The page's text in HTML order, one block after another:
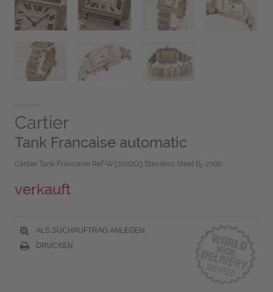
Cartier
Tank Francaise automatic
Cartier Tank Francaise Ref-W51002Q3 Stainless Steel Bj-2000
verkauft
ALS SUCHAUFTRAG ANLEGEN
DRUCKEN